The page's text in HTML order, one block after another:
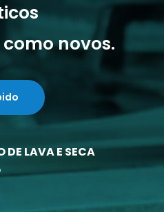
novos.
DE LAVA E SECA